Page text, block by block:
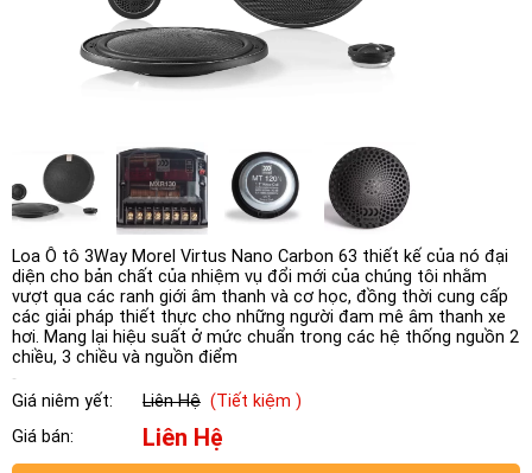
Loa Ô tô 3Way Morel Virtus Nano Carbon 63 thiết kế của nó đại
diện cho bản chất của nhiệm vụ đổi mới của chúng tôi nhằm
vượt qua các ranh giới âm thanh và cơ học, đồng thời cung cấp
các giải pháp thiết thực cho những người đam mê âm thanh xe
hơi. Mang lại hiệu suất ở mức chuẩn trong các hệ thống nguồn 2
chiều, 3 chiều và nguồn điểm
Giá niêm yết: Liên Hệ (Tiết kiệm )
Giá bán:
Liên Hệ